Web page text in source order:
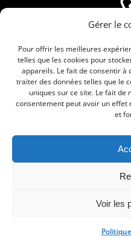
Gérer le
Pour offrir les meilleures
telles que les cookies pour
appareils. Le fait de consentir à
traiter des données telles que le
uniques sur ce site. Le fait
consentement peut avoir un
et
Voir les
04 66
© 2026 Commune de
Mentions légales